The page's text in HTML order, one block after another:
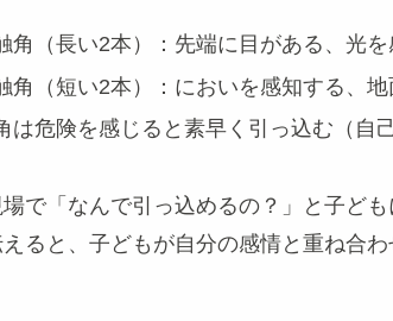
角（長い2本）：先端に目がある、光を
角（短い2本）：においを感知する、
は危険を感じると素早く引っ込む（自
で「なんで引っ込めるの？」と子ど
えると、子どもが自分の感情と重ね合